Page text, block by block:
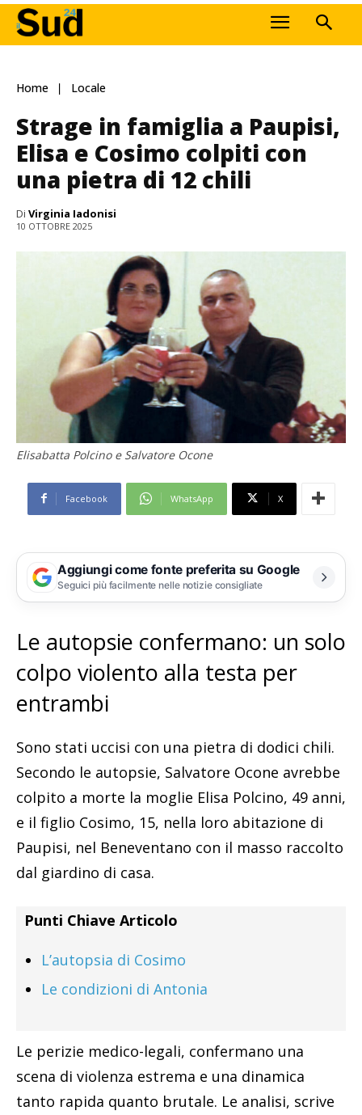
Home Locale
Strage in famiglia a Paupisi,
Elisa e Cosimo colpiti con
una pietra di 12 chili
Di Virginia Iadonisi
10 OTTOBRE 2025
Elisabatta Polcino e Salvatore Ocone
Facebook WhatsApp X
Aggiungi come fonte preferita su Google
Seguici più facilmente nelle notizie consigliate
Le autopsie confermano: un solo
colpo violento alla testa per
entrambi
Sono stati uccisi con una pietra di dodici chili.
Secondo le autopsie, Salvatore Ocone avrebbe
colpito a morte la moglie Elisa Polcino, 49 anni,
e il figlio Cosimo, 15, nella loro abitazione di
Paupisi, nel Beneventano con il masso raccolto
dal giardino di casa.
Punti Chiave Articolo
L’autopsia di Cosimo
Le condizioni di Antonia
Le perizie medico-legali, confermano una
scena di violenza estrema e una dinamica
tanto rapida quanto brutale. Le analisi, scrive